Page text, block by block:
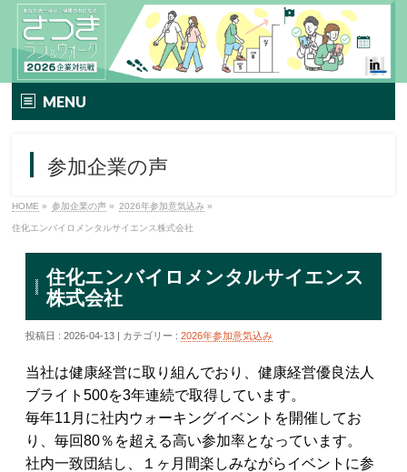
MENU
さつきラン＆ウォークとは
エントリー方法
プレミアムプラン
参加特典
表彰・ランキング
参加企業の声
HOME » 参加企業の声 » 2026年参加意気込み »
住化エンバイロメンタルサイエンス株式会社
住化エンバイロメンタルサイエンス
株式会社
投稿日 : 2026-04-13 | カテゴリー :2026年参加意気込み
当社は健康経営に取り組んでおり、健康経営優良法人
ブライト500を3年連続で取得しています。
毎年11月に社内ウォーキングイベントを開催してお
り、毎回80％を超える高い参加率となっています。
社内一致団結し、１ヶ月間楽しみながらイベントに参